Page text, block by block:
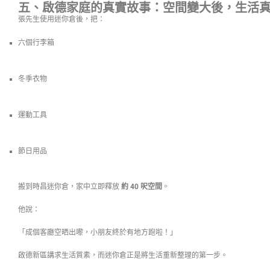
五、啟德家庭的真實故事：空間變大後，生活
張先生使用迷你倉後，把：
六個行李箱
冬季衣物
運動工具
節日用品
搬到時昌迷你倉，家中立即釋放 約 40 呎空間 。
他說：
「成個客廳空晒出嚟，小朋友終於有地方跑啦！」
啟德新區講求生活質素，而迷你倉正是將生活重新整理的第一步。